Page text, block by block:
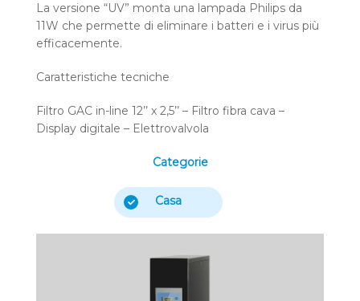
La versione “UV” monta una lampada Philips da
11W che permette di eliminare i batteri e i virus più
efficacemente.
Caratteristiche tecniche
Filtro GAC in-line 12’’ x 2,5’’ – Filtro fibra cava –
Display digitale – Elettrovalvola
Categorie
Casa